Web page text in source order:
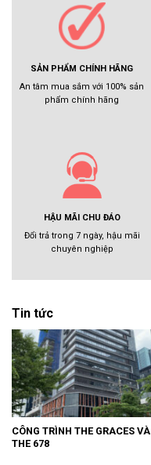
SẢN PHẨM CHÍNH HÃNG
An tâm mua sắm với 100% sản
phẩm chính hãng
HẬU MÃI CHU ĐÁO
Đổi trả trong 7 ngày, hậu mãi
chuyên nghiệp
Tin tức
CÔNG TRÌNH THE GRACES VÀ
THE 678